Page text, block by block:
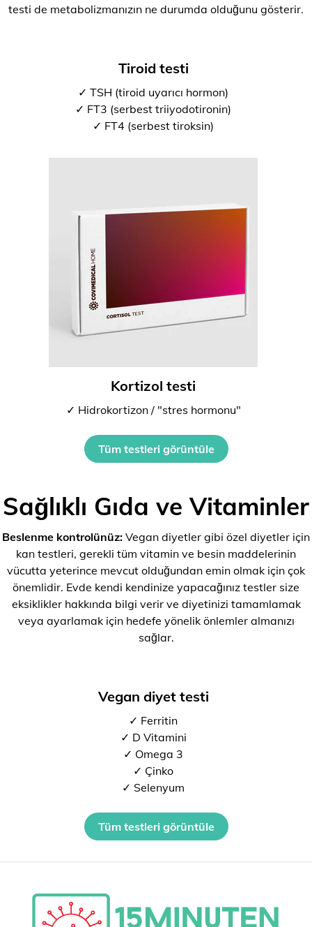
testi de metabolizmanızın ne durumda olduğunu gösterir.
Tiroid testi
✓ TSH (tiroid uyarıcı hormon)
✓ FT3 (serbest triiyodotironin)
✓ FT4 (serbest tiroksin)
Kortizol testi
✓ Hidrokortizon / "stres hormonu"
Tüm testleri görüntüle
Sağlıklı Gıda ve Vitaminler
Beslenme kontrolünüz: Vegan diyetler gibi özel diyetler için
kan testleri, gerekli tüm vitamin ve besin maddelerinin
vücutta yeterince mevcut olduğundan emin olmak için çok
önemlidir. Evde kendi kendinize yapacağınız testler size
eksiklikler hakkında bilgi verir ve diyetinizi tamamlamak
veya ayarlamak için hedefe yönelik önlemler almanızı
sağlar.
Vegan diyet testi
✓ Ferritin
✓ D Vitamini
✓ Omega 3
✓ Çinko
✓ Selenyum
Tüm testleri görüntüle